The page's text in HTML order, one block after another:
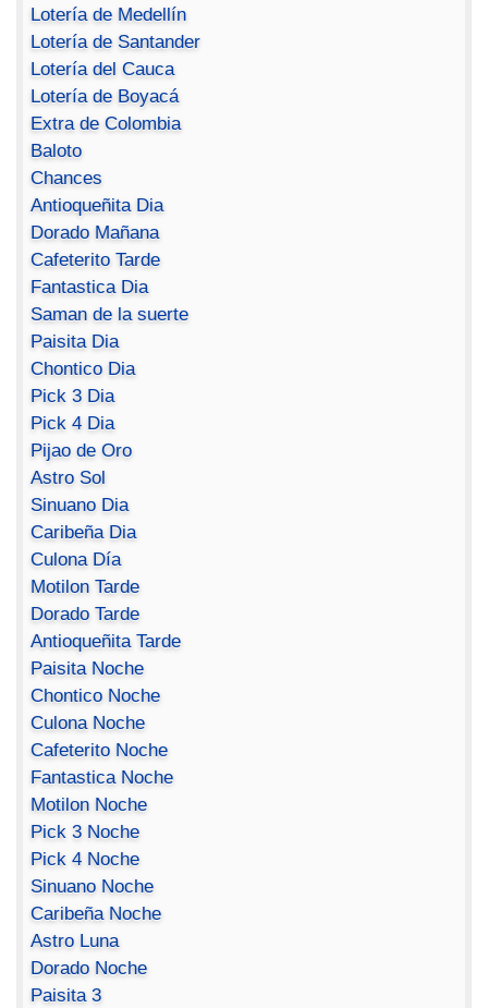
Lotería de Medellín
Lotería de Santander
Lotería del Cauca
Lotería de Boyacá
Extra de Colombia
Baloto
Chances
Antioqueñita Dia
Dorado Mañana
Cafeterito Tarde
Fantastica Dia
Saman de la suerte
Paisita Dia
Chontico Dia
Pick 3 Dia
Pick 4 Dia
Pijao de Oro
Astro Sol
Sinuano Dia
Caribeña Dia
Culona Día
Motilon Tarde
Dorado Tarde
Antioqueñita Tarde
Paisita Noche
Chontico Noche
Culona Noche
Cafeterito Noche
Fantastica Noche
Motilon Noche
Pick 3 Noche
Pick 4 Noche
Sinuano Noche
Caribeña Noche
Astro Luna
Dorado Noche
Paisita 3